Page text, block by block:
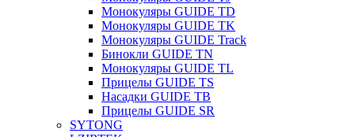
Монокуляры GUIDE TD
Монокуляры GUIDE TK
Монокуляры GUIDE Track
Бинокли GUIDE TN
Монокуляры GUIDE TL
Прицелы GUIDE TS
Насадки GUIDE TB
Прицелы GUIDE SR
SYTONG